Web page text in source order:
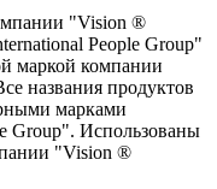
"Vision ®
People Group"
маркой компании
названия продуктов
марками
Group". Использованы
"Vision ®